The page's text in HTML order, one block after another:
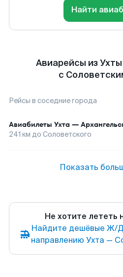
Найти
Авиарейсы из
с
Рейсы в соседние города
Авиабилеты Ухта —
241 км до Соловетского
Показать
Не хотите лететь
Найдите дешёвые Ж/
направлению Ухта —